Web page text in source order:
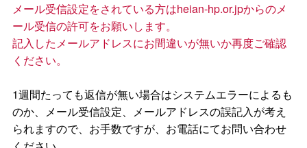
メール受信設定をされている方はheian-hp.or.jpからのメ
ール受信の許可をお願いします。
記入したメールアドレスにお間違いが無いか再度ご確認
ください。
1週間たっても返信が無い場合はシステムエラーによるも
のか、メール受信設定、メールアドレスの誤記入が考え
られますので、お手数ですが、お電話にてお問い合わせ